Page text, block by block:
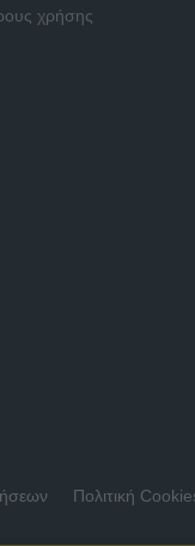
χρήσης
Πολιτική